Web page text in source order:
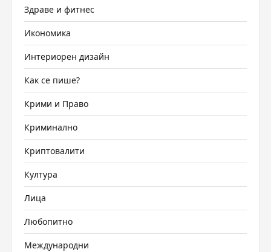
Здраве и фитнес
Икономика
Интериорен дизайн
Как се пише?
Крими и Право
Криминално
Криптовалити
Култура
Лица
Любопитно
Международни